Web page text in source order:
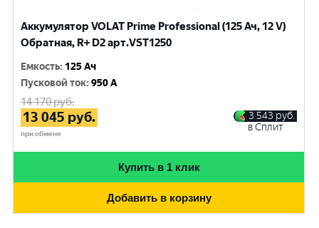
Аккумулятор VOLAT Prime Professional (125 Ач, 12 V)
Обратная, R+ D2 арт.VST1250
Емкость: 125 Ач
Пусковой ток:950 A
14 170руб.
13 045 руб.
при обмене
3 543 руб.
в Сплит
Купить в 1 клик
Добавить в корзину